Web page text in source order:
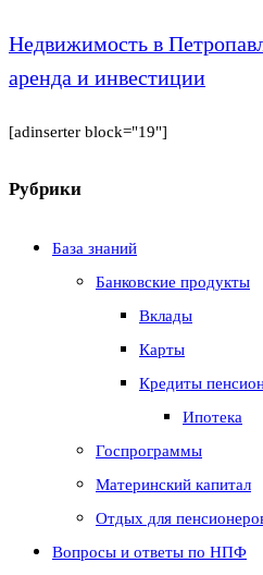
Недвижимость в
аренда и инвестиции
[adinserter block="19"]
Рубрики
База знаний
Банковские продукты
Вклады
Карты
Кредиты
Ипотека
Госпрограммы
Материнский капитал
Отдых для
Вопросы и ответы по НПФ